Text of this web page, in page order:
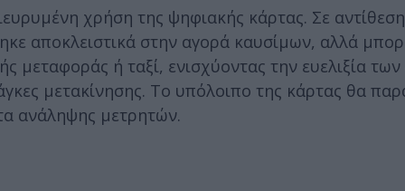
χρήση της ψηφιακής κάρτας. Σε
αποκλειστικά στην αγορά καυσίμων, αλλά
μεταφοράς ή ταξί, ενισχύοντας την ευελιξία
μετακίνησης. Το υπόλοιπο της κάρτας θα
ανάληψης μετρητών.